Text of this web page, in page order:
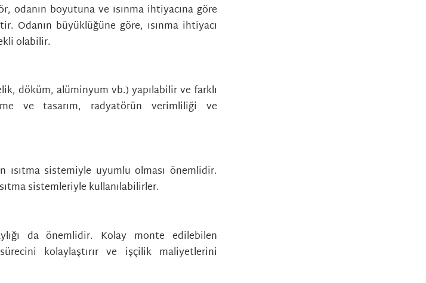
odanın boyutuna ve ısınma ihtiyacına göre
Odanın büyüklüğüne göre, ısınma ihtiyacı
olabilir.
döküm, alüminyum vb.) yapılabilir ve farklı
ve tasarım, radyatörün verimliliği ve
ısıtma sistemiyle uyumlu olması önemlidir.
sistemleriyle kullanılabilirler.
da önemlidir. Kolay monte edilebilen
kolaylaştırır ve işçilik maliyetlerini